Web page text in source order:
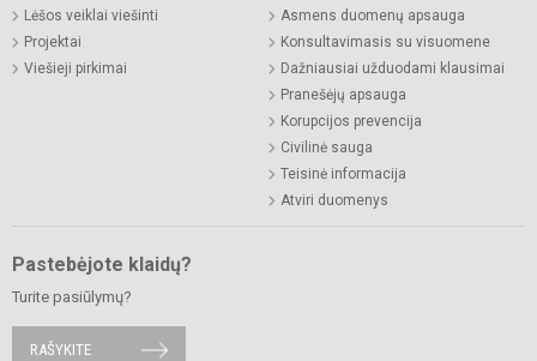
Lėšos veiklai viešinti
Projektai
Viešieji pirkimai
Asmens duomenų apsauga
Konsultavimasis su visuomene
Dažniausiai užduodami klausimai
Pranešėjų apsauga
Korupcijos prevencija
Civilinė sauga
Teisinė informacija
Atviri duomenys
Pastebėjote klaidų?
Turite pasiūlymų?
RAŠYKITE